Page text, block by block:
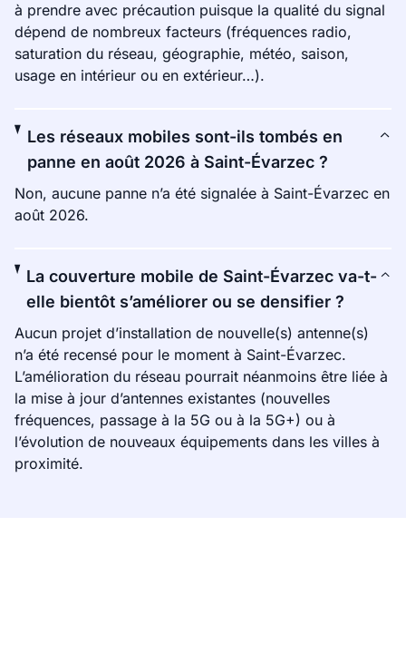
à prendre avec précaution puisque la qualité du signal
dépend de nombreux facteurs (fréquences radio,
saturation du réseau, géographie, météo, saison,
usage en intérieur ou en extérieur…).
Les réseaux mobiles sont-ils tombés en
panne en août 2026 à Saint-Évarzec ?
Non, aucune panne n’a été signalée à Saint-Évarzec en
août 2026.
La couverture mobile de Saint-Évarzec va-t-
elle bientôt s’améliorer ou se densifier ?
Aucun projet d’installation de nouvelle(s) antenne(s)
n’a été recensé pour le moment à Saint-Évarzec.
L’amélioration du réseau pourrait néanmoins être liée à
la mise à jour d’antennes existantes (nouvelles
fréquences, passage à la 5G ou à la 5G+) ou à
l’évolution de nouveaux équipements dans les villes à
proximité.